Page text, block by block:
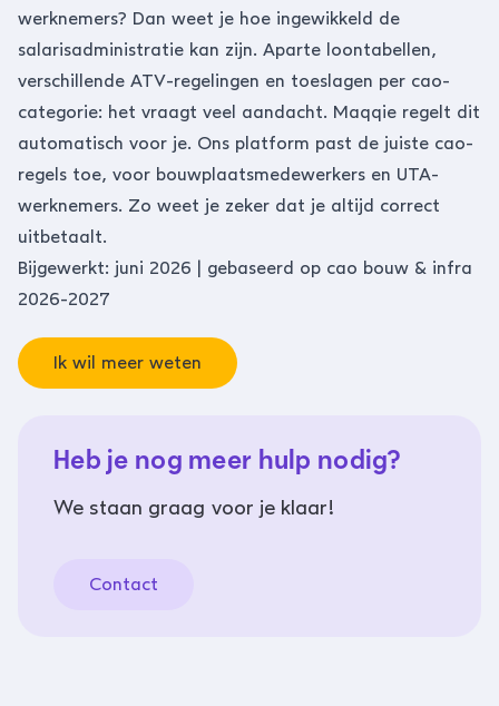
werknemers? Dan weet je hoe ingewikkeld de
salarisadministratie kan zijn. Aparte loontabellen,
verschillende ATV-regelingen en toeslagen per cao-
categorie: het vraagt veel aandacht. Maqqie regelt dit
automatisch voor je. Ons platform past de juiste cao-
regels toe, voor bouwplaatsmedewerkers en UTA-
werknemers. Zo weet je zeker dat je altijd correct
uitbetaalt.
Bijgewerkt: juni 2026 | gebaseerd op cao bouw & infra
2026-2027
Ik wil meer weten
Heb je nog meer hulp nodig?
We staan graag voor je klaar!
Contact